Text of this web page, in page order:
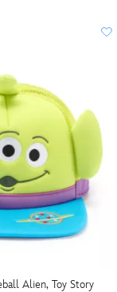
Alien, Toy Story